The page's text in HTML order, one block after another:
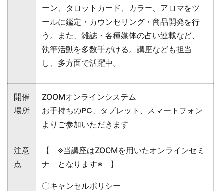
ーン、タロットカード、カラー、アロマをツ
ールに鑑定・カウンセリング・商品開発を行
う。また、雑誌・各種媒体の占い連載など、
執筆活動を多数手がける。講座なども担当
し、多方面で活躍中。
開催
場所
ZOOMオンラインシステム
お手持ちのPC、タブレット、スマートフォン
よりご参加いただきます
注意
点
【 ※当講座はZOOMを用いたオンラインセミ
ナーとなります※ 】
〇キャンセルポリシー